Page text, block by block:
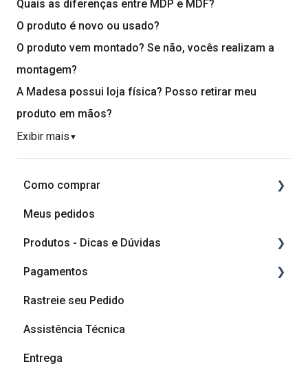
Quais as diferenças entre MDP e MDF?
O produto é novo ou usado?
O produto vem montado? Se não, vocês realizam a
montagem?
A Madesa possui loja física? Posso retirar meu
produto em mãos?
Exibir mais ▼
Como comprar
Como comprar
Como planejar o meu móvel
Meus pedidos
Produtos - Dicas e Dúvidas
Componentes do produto
Vídeos de montagem
Vídeos de Dicas de Montagem
Dicas e cuidados com seu móvel
Pagamentos
Cashback
Formas de pagamento
Rastreie seu Pedido
Assistência Técnica
Entrega